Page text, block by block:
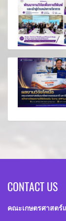
CONTACT US
คณะเกษตรศาสตร์